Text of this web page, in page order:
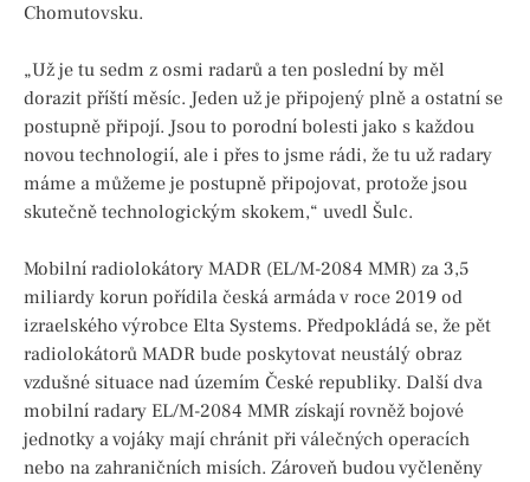
Chomutovsku.
„Už je tu sedm z osmi radarů a ten poslední by měl
dorazit příští měsíc. Jeden už je připojený plně a ostatní se
postupně připojí. Jsou to porodní bolesti jako s každou
novou technologií, ale i přes to jsme rádi, že tu už radary
máme a můžeme je postupně připojovat, protože jsou
skutečně technologickým skokem,“ uvedl Šulc.
Mobilní radiolokátory MADR (EL/M-2084 MMR) za 3,5
miliardy korun pořídila česká armáda v roce 2019 od
izraelského výrobce Elta Systems. Předpokládá se, že pět
radiolokátorů MADR bude poskytovat neustálý obraz
vzdušné situace nad územím České republiky. Další dva
mobilní radary EL/M-2084 MMR získají rovněž bojové
jednotky a vojáky mají chránit při válečných operacích
nebo na zahraničních misích. Zároveň budou vyčleněny